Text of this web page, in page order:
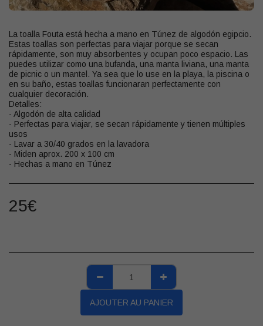
La toalla Fouta está hecha a mano en Túnez de algodón egipcio.
Estas toallas son perfectas para viajar porque se secan
rápidamente, son muy absorbentes y ocupan poco espacio. Las
puedes utilizar como una bufanda, una manta liviana, una manta
de picnic o un mantel. Ya sea que lo use en la playa, la piscina o
en su baño, estas toallas funcionaran perfectamente con
cualquier decoración.
Detalles:
- Algodón de alta calidad
- Perfectas para viajar, se secan rápidamente y tienen múltiples
usos
- Lavar a 30/40 grados en la lavadora
- Miden aprox. 200 x 100 cm
- Hechas a mano en Túnez
25€
AJOUTER AU PANIER